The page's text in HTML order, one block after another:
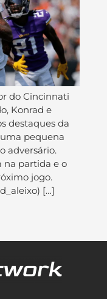
do Cincinnati
Konrad e
destaques da
pequena
adversário.
na partida e o
jogo.
[…]